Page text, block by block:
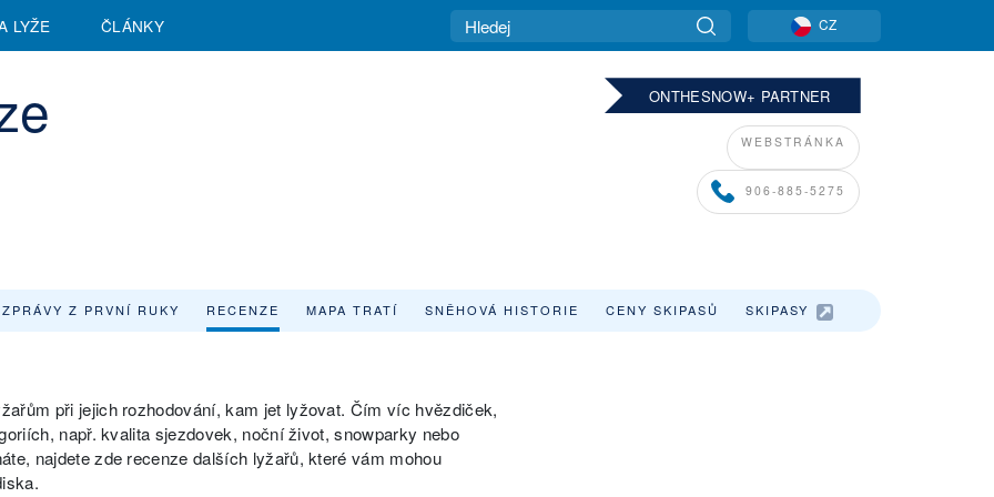
LYŽE ČLÁNKY CZ
ONTHESNOW+ PARTNER
WEBSTRÁNKA
906-885-5275
ZPRÁVY Z PRVNÍ RUKY RECENZE MAPA TRATÍ SNĚHOVÁ HISTORIE CENY SKIPASŮ SKIPASY
při jejich rozhodování, kam jet lyžovat. Čím víc hvězdiček,
např. kvalita sjezdovek, noční život, snowparky nebo
najdete zde recenze dalších lyžařů, které vám mohou